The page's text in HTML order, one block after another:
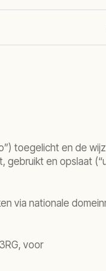
toegelicht en de
en opslaat
via nationale
voor